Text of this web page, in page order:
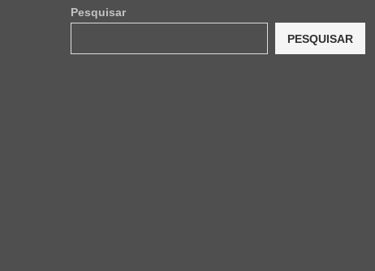
Pesquisar
PESQUISAR